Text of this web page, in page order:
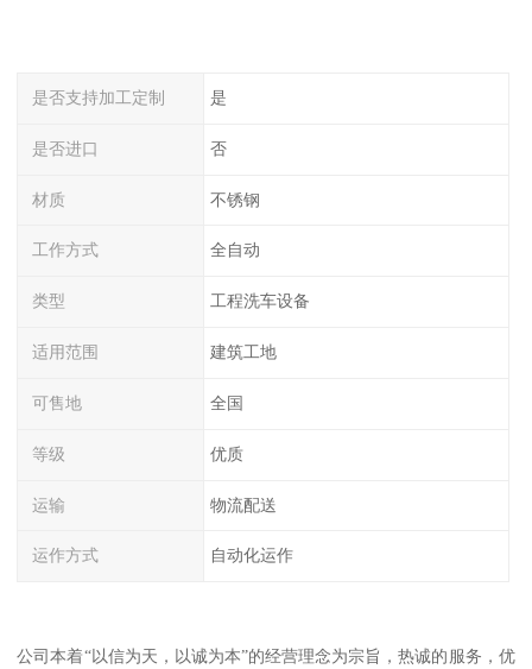
是否支持加工定制 是
是否进口 否
材质 不锈钢
工作方式 全自动
类型 工程洗车设备
适用范围 建筑工地
可售地 全国
等级 优质
运输 物流配送
运作方式 自动化运作
公司本着“以信为天，以诚为本”的经营理念为宗旨，热诚的服务，优